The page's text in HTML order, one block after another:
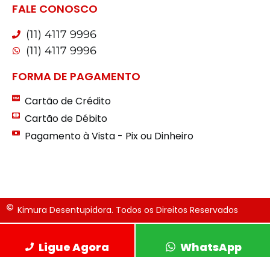
FALE CONOSCO
(11) 4117 9996
(11) 4117 9996
FORMA DE PAGAMENTO
Cartão de Crédito
Cartão de Débito
Pagamento à Vista - Pix ou Dinheiro
Kimura Desentupidora. Todos os Direitos Reservados
Ligue Agora WhatsApp